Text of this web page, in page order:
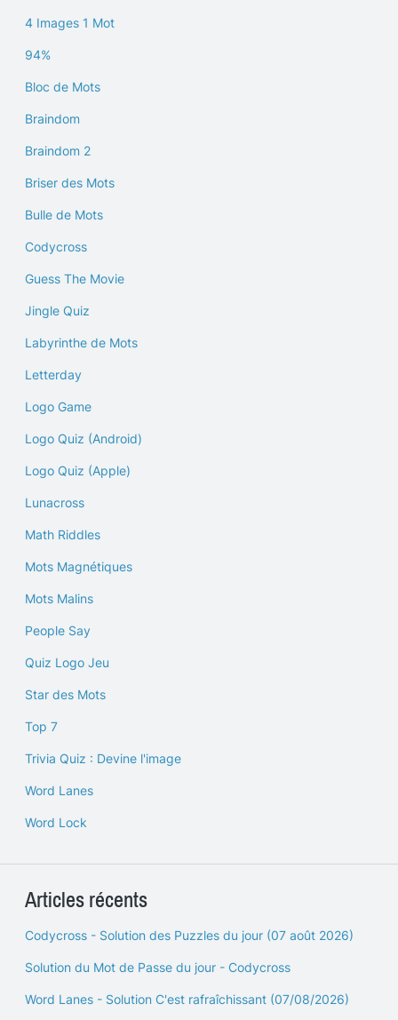
4 Images 1 Mot
94%
Bloc de Mots
Braindom
Braindom 2
Briser des Mots
Bulle de Mots
Codycross
Guess The Movie
Jingle Quiz
Labyrinthe de Mots
Letterday
Logo Game
Logo Quiz (Android)
Logo Quiz (Apple)
Lunacross
Math Riddles
Mots Magnétiques
Mots Malins
People Say
Quiz Logo Jeu
Star des Mots
Top 7
Trivia Quiz : Devine l'image
Word Lanes
Word Lock
Articles récents
Codycross - Solution des Puzzles du jour (07 août 2026)
Solution du Mot de Passe du jour - Codycross
Word Lanes - Solution C'est rafraîchissant (07/08/2026)